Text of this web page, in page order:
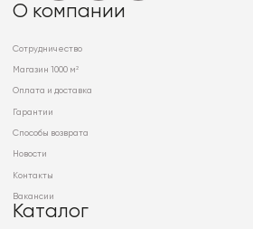
О компании
Сотрудничество
Магазин 1000 м²
Оплата и доставка
Гарантии
Способы возврата
Новости
Контакты
Вакансии
Каталог